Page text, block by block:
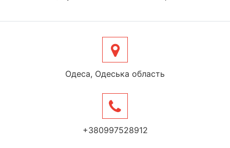
Одеса, Одеська область
+380997528912